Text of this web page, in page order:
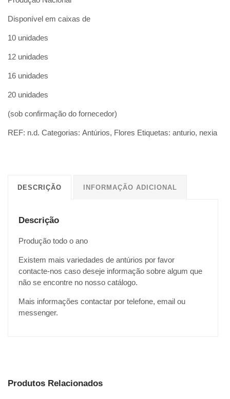
Disponível em caixas de
10 unidades
12 unidades
16 unidades
20 unidades
(sob confirmação do fornecedor)
REF: n.d. Categorias: Antúrios, Flores Etiquetas: anturio, nexia
DESCRIÇÃO INFORMAÇÃO ADICIONAL
Descrição
Produção todo o ano
Existem mais variedades de antúrios por favor
contacte-nos caso deseje informação sobre algum que
não se encontre no nosso catálogo.
Mais informações contactar por telefone, email ou
messenger.
Produtos Relacionados